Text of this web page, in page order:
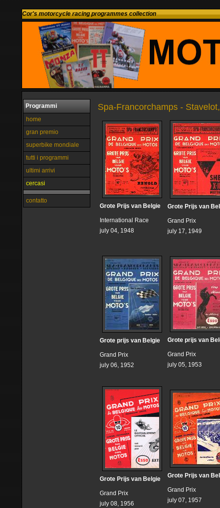
Cor's motorcycle racing programmes collection
Programmi
home
gran premio
superbike mondiale
tutti i programmi
ultimi arrivi
cercasi
contatto
Spa-Francorchamps -
Grote Prijs van Belgie
International Race
july 04, 1948
Grote Prijs van
Grand Prix
july 17, 1949
Grote prijs van Belgie
Grand Prix
july 06, 1952
Grote prijs van
Grand Prix
july 05, 1953
Grote Prijs van Belgie
Grand Prix
july 08, 1956
Grote Prijs van
Grand Prix
july 07, 1957